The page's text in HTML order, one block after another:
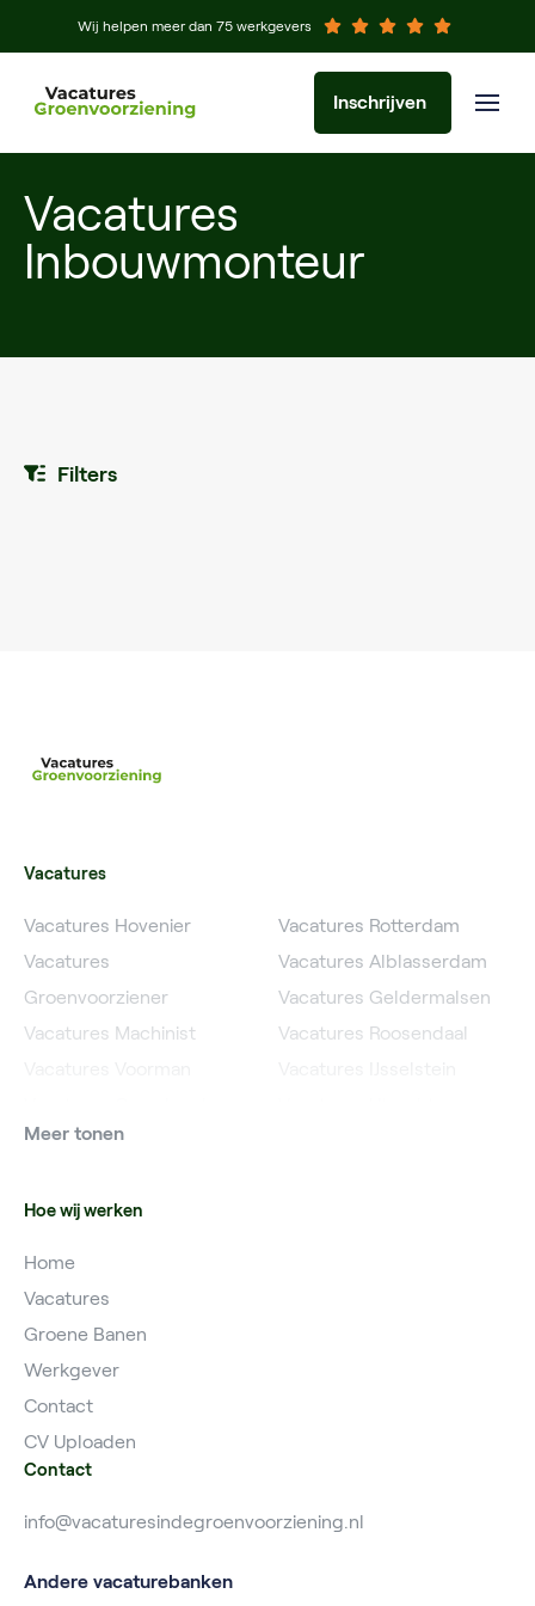
Wij helpen meer dan 75 werkgevers
Inschrijven
Vacatures
Inbouwmonteur
Filters
Vacatures
Vacatures Hovenier
Vacatures
Groenvoorziener
Vacatures Machinist
Vacatures Planner
Vacatures Rotterdam
Vacatures Alblasserdam
Vacatures Geldermalsen
Vacatures Roosendaal
Meer tonen
Hoe wij werken
Home
Vacatures
Groene Banen
Werkgever
Contact
CV Uploaden
Contact
info@vacaturesindegroenvoorziening.nl
Andere vacaturebanken